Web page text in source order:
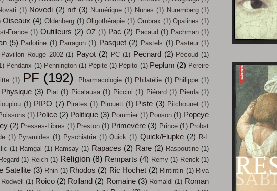
(1) Novedi (2) nrf (3) Numérique (1) Nunes (1) Nuremberg (1)
Oiseaux (4) Oldenberg (1) Oligothérapie (1) Ombrax (1) Opalines (1)
France (1) Outilleurs (2) OZ (1) Pac (2) Pacaud (1) Pachman (1)
(5) Parlotine (1) Parragon (1) Pasquet (2) Pastels (1) Pasteur (1)
Pavillon Rouge 2002 (1) Payot (2) PC (1) Pecnard (2) Pécoud (1)
Pendanx (1) Pennington (1) Pépite (1) Pépito (1) Peplum (2) Pereire
(1) PF (192) Pharmacologie (1) Philatélie (1) Philippe (1)
Physique (3) Piat (1) Picalausa (1) Piccini (1) Piérard (1) Pierda (1)
(1) PIPO (7) Pirates (1) Pirouett (1) Piste (3) Pitchounet (1)
(1) Police (2) Politique (3) Pommier (1) Ponson (1) Popeye
(2) Presses-Libres (1) Preston (1) Primevère (3) Prince (1) Probst
(1) Pyramides (1) Pyschiatrie (1) Quick (1) Quick/Flupke (2) R-L
(1) Ramgal (1) Ramsay (1) Rapaces (2) Rare (2) Raspoutine (1)
(1) Reich (1) Religion (8) Remparts (4) Remy (1) Renck (1)
Satellite (3) Rhin (1) Rhodos (2) Ric Hochet (2) Rintintin (1) Riva
Rodwell (1) Roico (2) Rolland (2) Romaine (3) Romaldi (1) Roman